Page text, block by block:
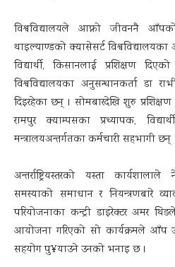
विश्वविद्यालयले आफ्नो जीवननै
थाइल्याण्डको क्यासेसर्ट विश्वविद्यालयका
विद्यार्थी, किसानलाई प्रशिक्षण
विश्वविद्यालयका अनुसन्धानकर्ता डा
दिइरहेका छन् । सोमबारदेखि शुरु
रामपुर क्याम्पसका प्रध्यापक,
मन्त्रालयअन्तर्गतका कर्मचारी सहभागी छन् ।
अन्तर्राष्ट्रियस्तरको यस्ता
समस्याको समाधान र नियन्त्रणबारे
परियोजनाका कन्ट्री डाइरेक्टर अमर
आयोजना गरिएको सो कार्यक्रमले आँप
सहयोग पु¥याउने उनको भनाइ छ ।